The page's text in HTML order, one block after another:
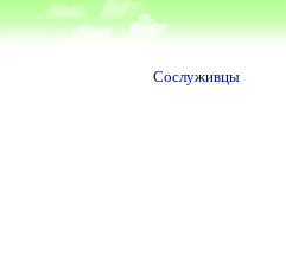
Сослуживцы